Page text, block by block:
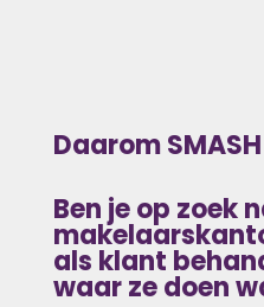
Daarom
Ben je op zoek
als klant
waar ze doen